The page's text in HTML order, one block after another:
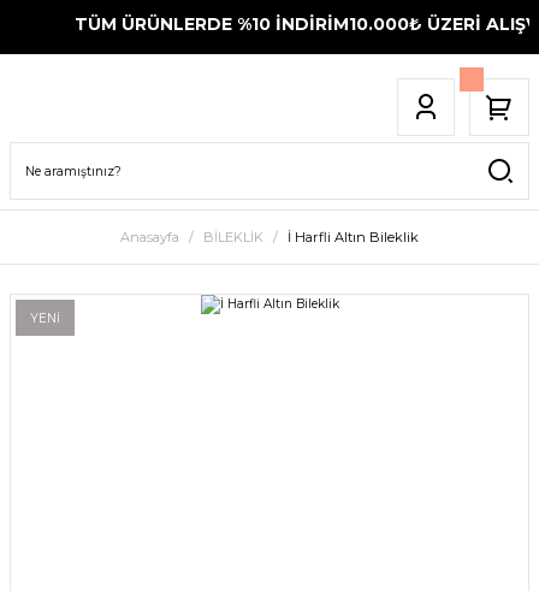
TÜM ÜRÜNLERDE %10 İNDİRİM10.000₺ ÜZERİ
Anasayfa BİLEKLİK İ Harfli Altın Bileklik
YENİ